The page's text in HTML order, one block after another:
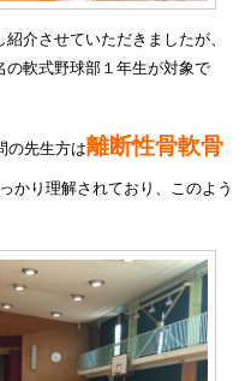
紹介させていただきましたが、
の軟式野球部１年生が対象で
の先生方は離断性骨軟骨
かり理解されており、このよう